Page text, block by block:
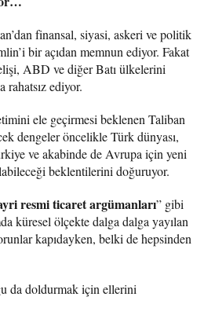
finansal, siyasi, askeri ve politik
bir açıdan memnun ediyor. Fakat
ABD ve diğer Batı ülkelerini
rahatsız ediyor.
ele geçirmesi beklenen Taliban
dengeler öncelikle Türk dünyası,
ve akabinde de Avrupa için yeni
beklentilerini doğuruyor.
resmi ticaret argümanları” gibi
küresel ölçekte dalga dalga yayılan
kapıdayken, belki de hepsinden
da doldurmak için ellerini